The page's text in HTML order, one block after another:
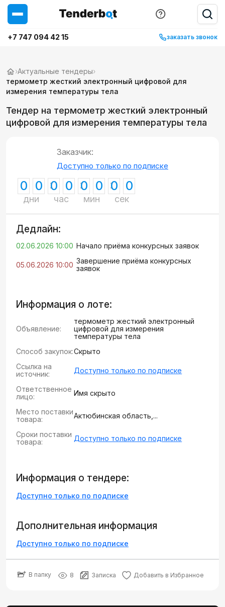
+7 747 094 42 15 заказать звонок
›Актуальные тендеры›
термометр жесткий электронный цифровой для
измерения температуры тела
Тендер на термометр жесткий электронный
цифровой для измерения температуры тела
Заказчик:
Доступно только по подписке
0 0
дни
0 0
час
0 0
мин
0 0
сек
Дедлайн:
02.06.2026 10:00 Начало приёма конкурсных заявок
05.06.2026 10:00 Завершение приёма конкурсных
заявок
Информация о лоте:
Объявление:
термометр жесткий электронный
цифровой для измерения
температуры тела
Способ закупок:Скрыто
Ссылка на
источник:
Доступно только по подписке
Ответственное
лицо:
Имя скрыто
Место поставки
товара:
Актюбинская область,...
Сроки поставки
товара:
Доступно только по подписке
Информация о тендере:
Доступно только по подписке
Дополнительная информация
Доступно только по подписке
В папку 8 Записка Добавить в Избранное